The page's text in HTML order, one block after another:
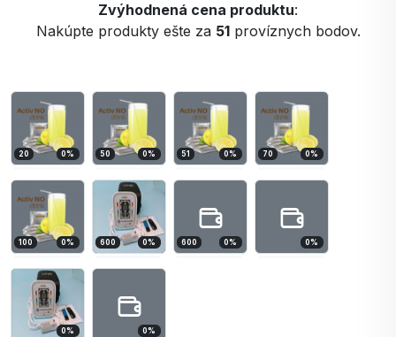
Zvýhodnená cena produktu:
Nakúpte produkty ešte za 51províznych bodov.
20 0% 50 0% 51 0% 70 0%
100 0% 600 0% 600 0% 0%
0% 0%